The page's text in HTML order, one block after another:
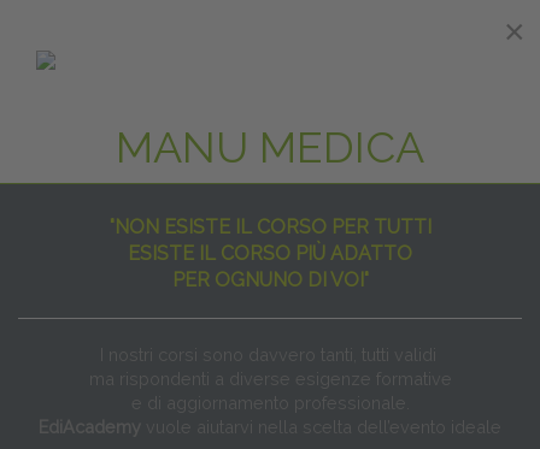
MANU MEDICA
"NON ESISTE IL CORSO PER TUTTI
ESISTE IL CORSO PIÙ ADATTO
PER OGNUNO DI VOI"
I nostri corsi sono davvero tanti, tutti validi
ma rispondenti a diverse esigenze formative
e di aggiornamento professionale.
EdiAcademy vuole aiutarvi nella scelta dell’evento ideale
×